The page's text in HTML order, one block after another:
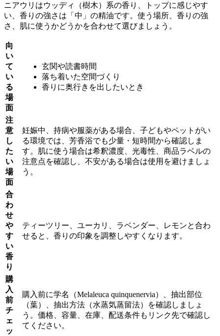
ニアウリはウッディ（樹木）系の香り、トップに感じやす
い、香りの強さは「中」の精油です。使う場所、香りの強
さ、肌に使うかどうかを合わせて選びましょう。
向
い
て
い
る
場
面
玄関や読書時間
落ち着いた空間づくり
香りに奥行きを出したいとき
注
意
し
た
い
場
面
妊娠中、持病や服薬がある場合、子どもやペットがい
る環境では、芳香浴でも少量・短時間から確認しま
す。肌に使う場合は希釈濃度、光毒性、商品ラベルの
注意点を確認し、不安がある場合は使用を避けましょ
う。
合
わ
せ
や
す
い
香
り
ティーツリー、ユーカリ、ラベンダー、レモンと合わ
せると、香りの印象を調整しやすくなります。
購
入
前
チ
ェ
ッ
購入前に学名（Melaleuca quinquenervia）、抽出部位
（葉）、抽出方法（水蒸気蒸留法）を確認しましょ
う。価格、容量、在庫、配送条件もリンク先で確認し
てください。